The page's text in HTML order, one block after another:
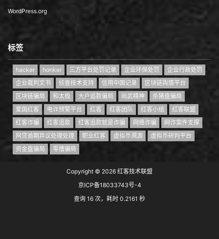
WordPress.org
标签
hacker honker 三方平台处罚记录 企业环保处罚
企业行政处罚
企业裁判文书
侦查技术支持 信用中国记录
区块链舆情平台
区块链骗局
和太极 大户追款骗局 尚武精神
杀猪盘骗局
爱国红客
电诈预警平台 红客 红客团队 红客小组
红客联盟
红客诈骗
红客追款 红客追款就是诈骗 网络诈骗
网诈案件支撑
网贷逾期异议处理处理
职业红客 虚拟币溯源
虚拟币研判平台
资金盘骗局
零撸骗局
Copyright © 2026 红客技术联盟
京ICP备18033743号-4
查询 16 次，耗时 0.2161 秒